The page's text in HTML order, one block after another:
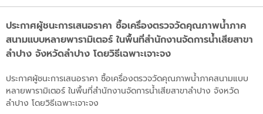
ประกาศผู้ชนะการเสนอราคา ซื้อเครื่องตรวจวัดคุณภาพน้ำภาค
สนามแบบหลายพารามิเตอร์ ในพื้นที่สำนักงานจัดการน้ำเสียสาขา
ลำปาง จังหวัดลำปาง โดยวิธีเฉพาะเจาะจง
ประกาศผู้ชนะการเสนอราคา ซื้อเครื่องตรวจวัดคุณภาพน้ำภาคสนามแบบ
หลายพารามิเตอร์ ในพื้นที่สำนักงานจัดการน้ำเสียสาขาลำปาง จังหวัด
ลำปาง โดยวิธีเฉพาะเจาะจง